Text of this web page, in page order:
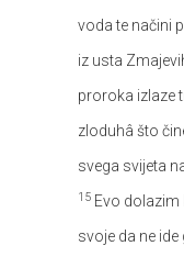
voda te načini
iz usta
proroka izlaze
zloduhâ što
svega svijeta
15 Evo dolazim
svoje da ne